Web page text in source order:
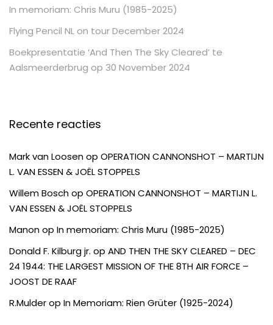
In memoriam: Chris Muru (1985-2025)
Flying Pencil NL on tour December 2024
Boekpresentatie ‘And Then The Sky Cleared’ te
Aalsmeerderbrug op 30 November 2024
Recente reacties
Mark van Loosenop OPERATION CANNONSHOT – MARTIJN
L. VAN ESSEN & JOËL STOPPELS
Willem Boschop OPERATION CANNONSHOT – MARTIJN L.
VAN ESSEN & JOËL STOPPELS
Manonop In memoriam: Chris Muru (1985-2025)
Donald F. Kilburg jr. op AND THEN THE SKY CLEARED – DEC
24 1944: THE LARGEST MISSION OF THE 8TH AIR FORCE –
JOOST DE RAAF
R.Mulderop In Memoriam: Rien Grüter (1925-2024)